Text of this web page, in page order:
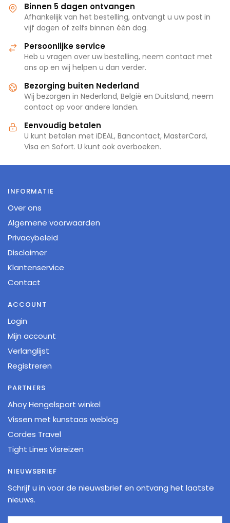
Binnen 5 dagen ontvangen
Afhankelijk van het bestelling, ontvangt u uw post in
vijf dagen of zelfs binnen één dag.
Persoonlijke service
Heb u vragen over uw bestelling, neem contact met
ons op en wij helpen u dan verder.
Bezorging buiten Nederland
Wij bezorgen in Nederland, België en Duitsland, neem
contact op voor andere landen.
Eenvoudig betalen
U kunt betalen met iDEAL, Bancontact, MasterCard,
Visa en Sofort. U kunt ook overboeken.
INFORMATIE
Over ons
Algemene voorwaarden
Privacybeleid
Disclaimer
Klantenservice
Contact
ACCOUNT
Login
Mijn account
Verlanglijst
Registreren
PARTNERS
Ahoy Hengelsport winkel
Vissen met kunstaas weblog
Cordes Travel
Tight Lines Visreizen
NIEUWSBRIEF
Schrijf u in voor de nieuwsbrief en ontvang het laatste
nieuws.